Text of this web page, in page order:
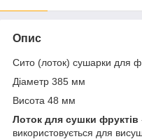
Опис
Сито (лоток) сушарки для
Діаметр 385 мм
Висота 48 мм
Лоток для сушки фруктів
використовується для